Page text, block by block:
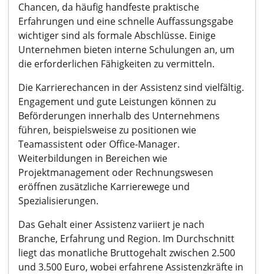
Chancen, da häufig handfeste praktische
Erfahrungen und eine schnelle Auffassungsgabe
wichtiger sind als formale Abschlüsse. Einige
Unternehmen bieten interne Schulungen an, um
die erforderlichen Fähigkeiten zu vermitteln.
Die Karrierechancen in der Assistenz sind vielfältig.
Engagement und gute Leistungen können zu
Beförderungen innerhalb des Unternehmens
führen, beispielsweise zu positionen wie
Teamassistent oder Office-Manager.
Weiterbildungen in Bereichen wie
Projektmanagement oder Rechnungswesen
eröffnen zusätzliche Karrierewege und
Spezialisierungen.
Das Gehalt einer Assistenz variiert je nach
Branche, Erfahrung und Region. Im Durchschnitt
liegt das monatliche Bruttogehalt zwischen 2.500
und 3.500 Euro, wobei erfahrene Assistenzkräfte in